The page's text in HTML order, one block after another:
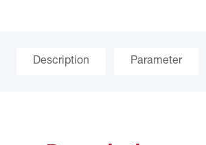
Description Parameter